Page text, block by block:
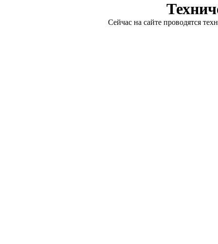
Сейчас на сайте проводятся